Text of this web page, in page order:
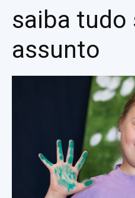
saiba tudo
assunto